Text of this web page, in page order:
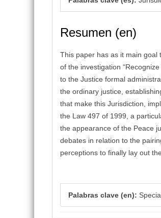
Resumen (en)
This paper has as it main goal
of the investigation
to the Justice formal
the ordinary justice,
that make this Jurisdiction,
the Law 497 of 1999, a
the appearance of the Peace
debates in relation to the
perceptions to finally lay out
Palabras clave (en):